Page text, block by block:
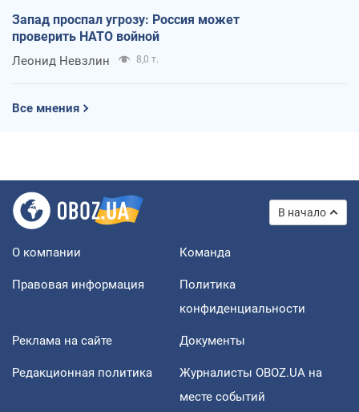
Запад проспал угрозу: Россия может
проверить НАТО войной
Леонид Невзлин 8,0 т.
Все мнения
В начало
О компании Команда
Правовая информация
Политика
конфиденциальности
Реклама на сайте Документы
Редакционная политика
Журналисты OBOZ.UA на
месте событий